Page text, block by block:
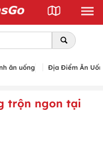
ăn uống Địa Điểm Ăn
trộn ngon tại